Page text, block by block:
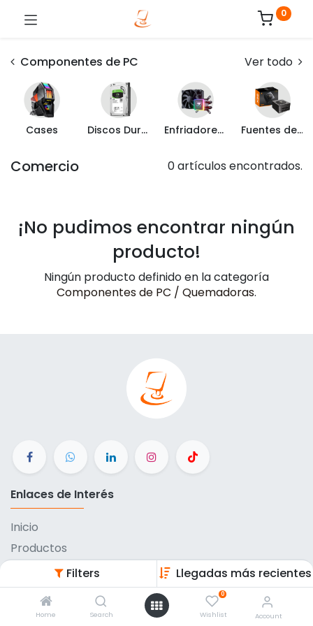
Filters Llegadas más recientes
Home Search
0
Wishlist Account
0
Componentes de PC Ver todo
Cases Discos Duros Internos Enfriadores y Ventiladores Fuentes de Poder
Comercio 0 artículos encontrados.
¡No pudimos encontrar ningún
producto!
Ningún producto definido en la categoría
Componentes de PC / Quemadoras.
Enlaces de Interés
Inicio
Productos
Contáctanos
Métodos de pago
Eventos